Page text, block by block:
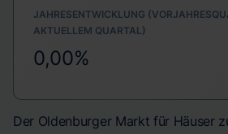
JAHRESENTWICKLUNG
AKTUELLEM QUARTAL)
0,00%
Der Oldenburger Markt für Häuser